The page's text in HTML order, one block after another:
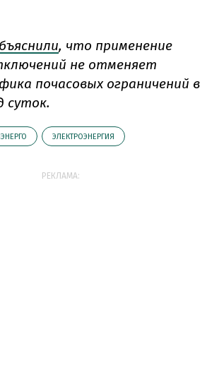
, что применение
не отменяет
почасовых ограничений в
суток.
ЭЛЕКТРОЭНЕРГИЯ
РЕКЛАМА: